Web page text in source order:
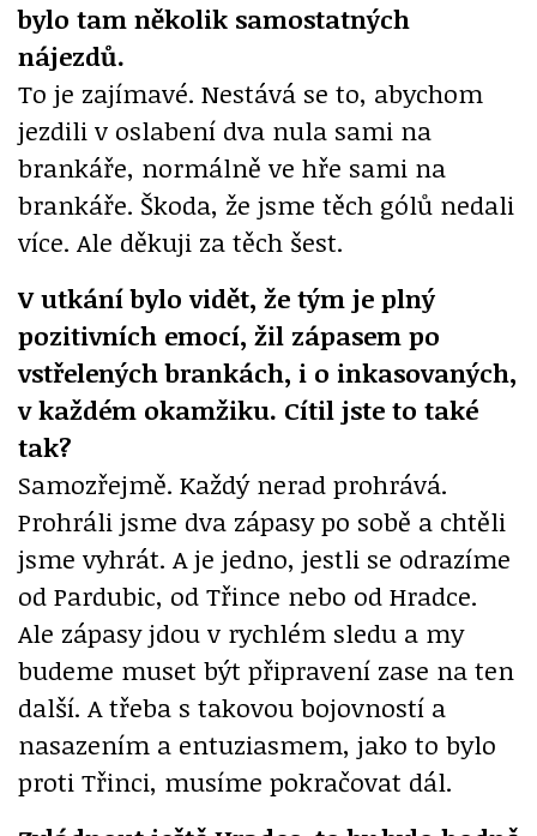
bylo tam několik samostatných
nájezdů.
To je zajímavé. Nestává se to, abychom
jezdili v oslabení dva nula sami na
brankáře, normálně ve hře sami na
brankáře. Škoda, že jsme těch gólů nedali
více. Ale děkuji za těch šest.
V utkání bylo vidět, že tým je plný
pozitivních emocí, žil zápasem po
vstřelených brankách, i o inkasovaných,
v každém okamžiku. Cítil jste to také
tak?
Samozřejmě. Každý nerad prohrává.
Prohráli jsme dva zápasy po sobě a chtěli
jsme vyhrát. A je jedno, jestli se odrazíme
od Pardubic, od Třince nebo od Hradce.
Ale zápasy jdou v rychlém sledu a my
budeme muset být připravení zase na ten
další. A třeba s takovou bojovností a
nasazením a entuziasmem, jako to bylo
proti Třinci, musíme pokračovat dál.